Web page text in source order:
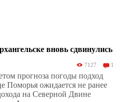
вновь сдвинулись
7127 1
прогноза погоды подход
Поморья ожидается не ранее
на Северной Двине